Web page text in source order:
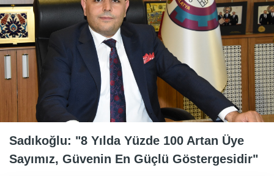
Sadıkoğlu: "8 Yılda Yüzde 100 Artan Üye
Sayımız, Güvenin En Güçlü Göstergesidir"